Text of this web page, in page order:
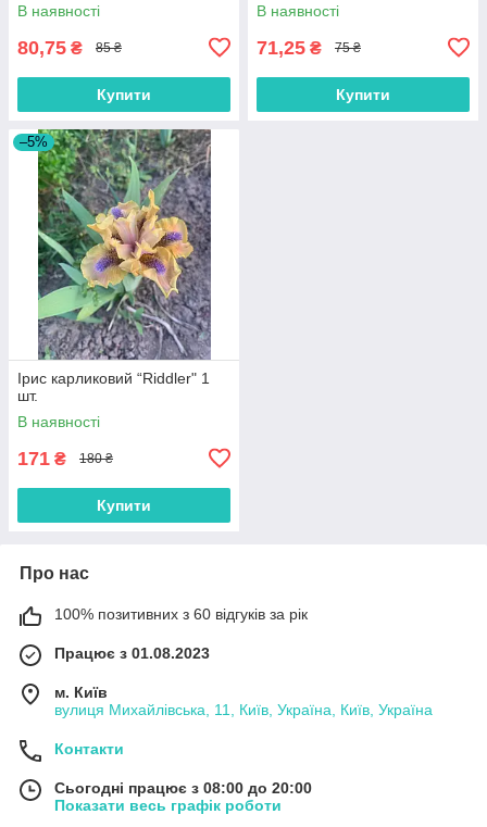
В наявності
80,75 ₴ 85 ₴
Купити
В наявності
71,25 ₴ 75 ₴
Купити
–5%
Ірис карликовий “Riddler" 1
шт.
В наявності
171 ₴ 180 ₴
Купити
Про нас
100% позитивних з 60 відгуків за рік
Працює з 01.08.2023
м. Київ
вулиця Михайлівська, 11, Київ, Україна, Київ, Україна
Контакти
Сьогодні працює з 08:00 до 20:00
Показати весь графік роботи